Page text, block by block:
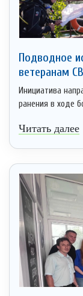
Подводное
ветеранам
Инициатива
ранения в ходе
Читать далее